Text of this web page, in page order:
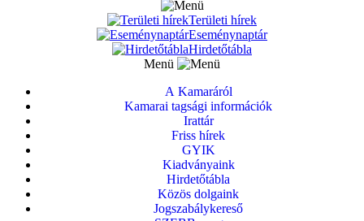
Területi hírek
Eseménynaptár
Hirdetőtábla
Menü
A Kamaráról
Kamarai tagsági információk
Irattár
Friss hírek
GYIK
Kiadványaink
Hirdetőtábla
Közös dolgaink
Jogszabálykereső